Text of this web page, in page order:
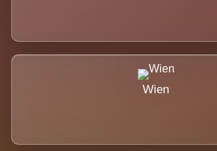
Wien